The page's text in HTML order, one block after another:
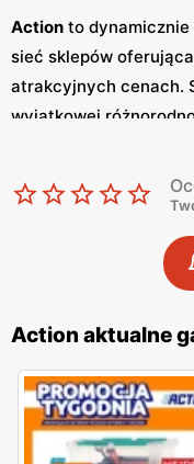
Action to
sieć sklepów
atrakcyjnych cenach.
wyjątkowej
produkty z kategorii
gospodarstwa
papiernicze, zabawki,
to miejsce,
codziennego użytku,
zaskoczą każdego
Action
są regularnie
nim klienci mogą na
i specjalne okazje, co
atrakcyjnymi.Gazetki
Action aktualne